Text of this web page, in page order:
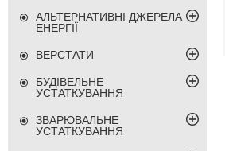
АЛЬТЕРНАТИВНІ ДЖЕРЕЛА
ЕНЕРГІЇ
ВЕРСТАТИ
БУДІВЕЛЬНЕ
УСТАТКУВАННЯ
ЗВАРЮВАЛЬНЕ
УСТАТКУВАННЯ